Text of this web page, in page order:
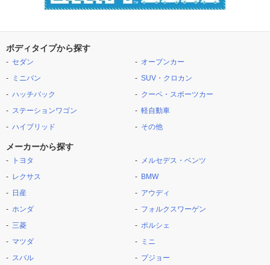
ボディタイプから探す
セダン
ミニバン
ハッチバック
ステーションワゴン
ハイブリッド
オープンカー
SUV・クロカン
クーペ・スポーツカー
軽自動車
その他
メーカーから探す
トヨタ
レクサス
日産
ホンダ
三菱
マツダ
スバル
メルセデス・ベンツ
BMW
アウディ
フォルクスワーゲン
ポルシェ
ミニ
プジョー